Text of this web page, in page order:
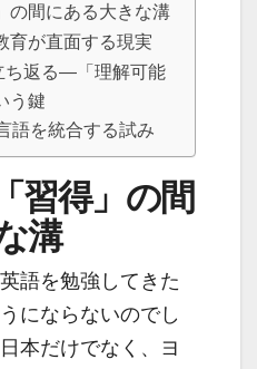
の間にある大きな溝
育が直面する現実
ち返る―「理解可能
う鍵
語を統合する試み
習得」の間
溝
語を勉強してきた
にならないのでし
本だけでなく、ヨ